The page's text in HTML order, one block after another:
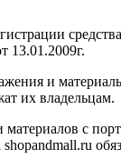
и
их владельцам.
с